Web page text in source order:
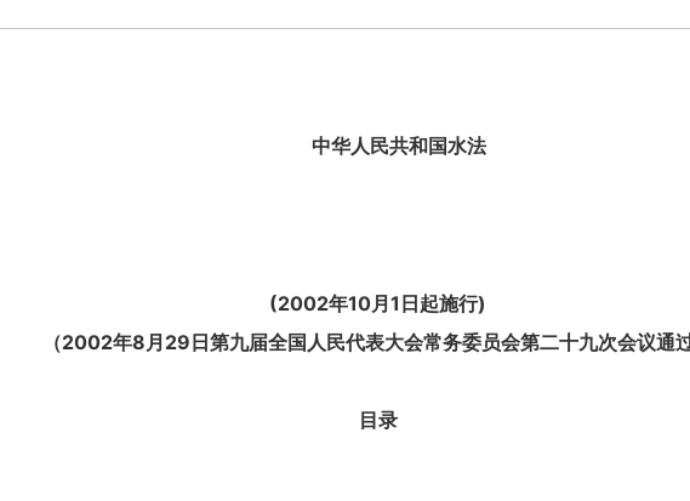
中华人民共和国水法
(2002年10月1日起施行)
（2002年8月29日第九届全国人民代表大会常务委员会第二十九次会议通
目录